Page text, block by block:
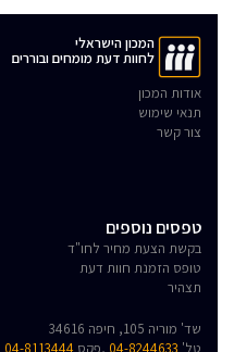
המכון הישראלי
לחוות דעת מומחים ובוררים
אודות המכון
תנאי שימוש
צור קשר
טפסים נוספים
בקשת הצעת מחיר לחו"ד
טופס הזמנת חוות דעת
תצהיר
שד' מוריה 105, חיפה 34616
טל' 04-8244633 ,פקס 04-8113444